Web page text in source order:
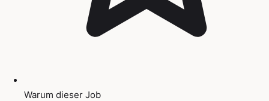
Warum dieser Job